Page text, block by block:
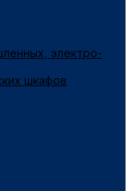
электро-
шкафов